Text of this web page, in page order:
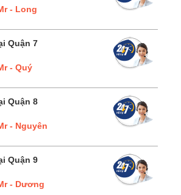
- Long
Quận 7
- Quý
Quận 8
- Nguyên
Quận 9
- Dương